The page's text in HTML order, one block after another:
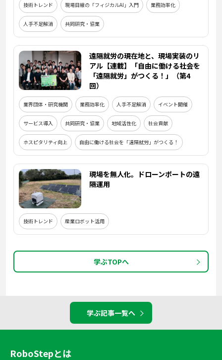
技術トレンド 現場目線の「フィジカルAI」入門 業務効率化
人手不足解消 共同研究・協業
遠隔就労の現在地と、現場実装のリ
アル【連載】「自由に働ける社会を
「遠隔就労」がつくる！」（第4
回）
業界団体・研究機関 業務効率化 人手不足解消 イベント開催
サービス導入 共同研究・協業 地域活性化 社会貢献
ホスピタリティ向上 自由に働ける社会を「遠隔就労」がつくる！
現場を無人化。ドローンポートの遠
隔運用
技術トレンド 産業ロボット活用
学ぶTOPへ
学ぶ記事一覧へ
RoboStepとは